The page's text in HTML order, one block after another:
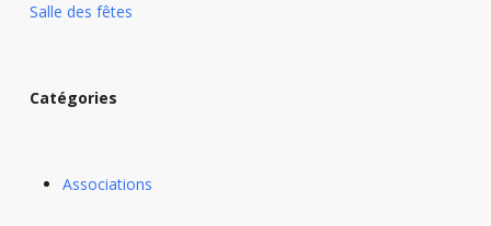
Salle des fêtes
Catégories
Associations